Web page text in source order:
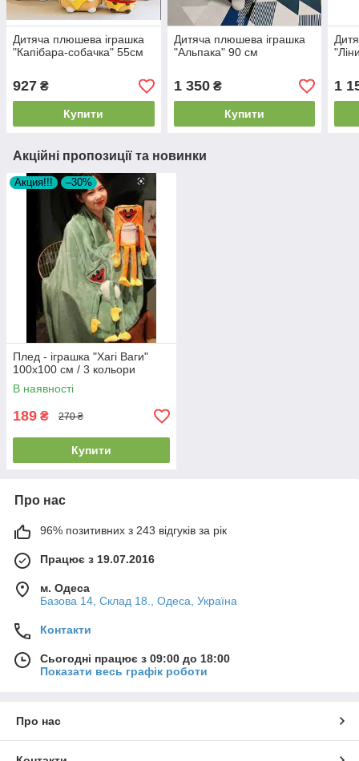
Дитяча плюшева іграшка
"Капібара-собачка" 55см
927 ₴
Купити
Дитяча плюшева іграшка
"Альпака" 90 см
1 350₴
Купити
1
Акційні пропозиції та новинки
Акция!!! –30%
Плед - іграшка "Хагі Ваги"
100х100 см / 3 кольори
В наявності
189 ₴ 270 ₴
Купити
Про нас
96% позитивних з 243 відгуків за рік
Працює з 19.07.2016
м. Одеса
Базова 14, Склад 18., Одеса, Україна
Контакти
Сьогодні працює з 09:00 до 18:00
Показати весь графік роботи
Про нас